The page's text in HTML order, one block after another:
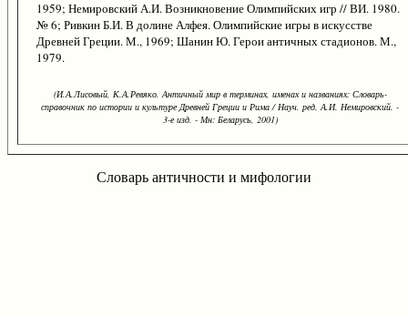
1959; Немировский А.И. Возникновение Олимпийских игр // ВИ. 1980.
№ 6; Ривкин Б.И. В долине Алфея. Олимпийские игры в искусстве
Древней Греции. М., 1969; Шанин Ю. Герои античных стадионов. М.,
1979.
(И.А.Лисовый, К.А.Ревяко. Античный мир в терминах, именах и названиях: Словарь-
справочник по истории и культуре Древней Греции и Рима / Науч. ред. А.И. Немировский. -
3-е изд. - Мн: Беларусь, 2001)
Словарь античности и мифологии